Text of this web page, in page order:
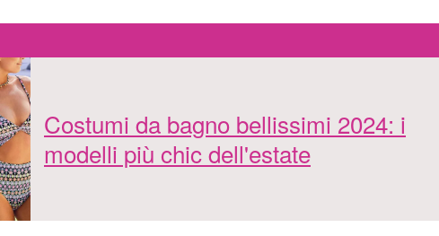
Costumi da bagno bellissimi 2024: i
modelli più chic dell'estate